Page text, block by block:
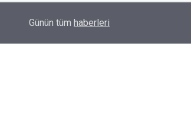
Ederson'dan Ayrılık İddialarına Cevap
Günün tüm haberleri